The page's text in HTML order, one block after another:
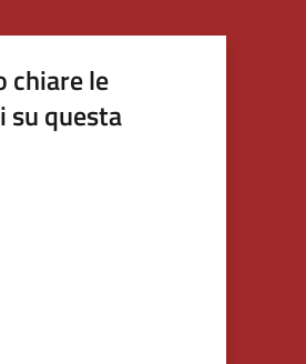
chiare le
su questa